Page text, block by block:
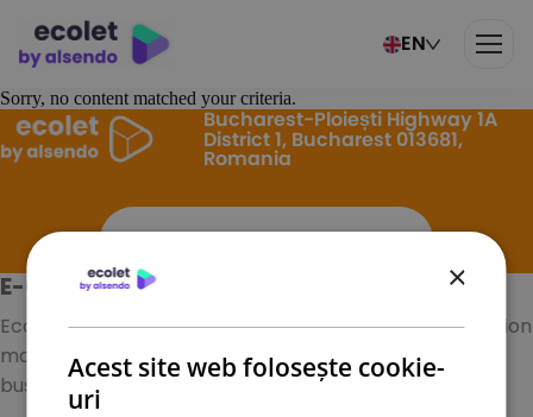
EN
Sorry, no content matched your criteria.
Bucharest-Ploiești Highway 1A
District 1, Bucharest 013681,
Romania
office.ecolet@alsendo.com
E-COLETLOGISTIC S.A.
Ecolet is an online platform specializing in transportation
management systems for small and medium-sized
businesses.
×
Acest site web folosește cookie-
uri